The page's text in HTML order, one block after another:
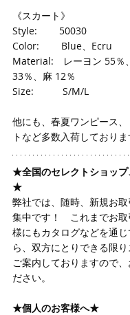
《スカート》
Style:　　 50030
Color: 　　Blue、Ecru
Material:　レーヨン 55％
33％、麻 12％
Size:　　　S/M/L
他にも、春夏ワンピース
トなど多数入荷しておりま
★全国のセレクトショッ
★
弊社では、随時、新規お
集中です！　これまでお
様にもカタログなどを通
ら、双方にとりできる限
ご案内しておりますので
ださい。
★個人のお客様へ★